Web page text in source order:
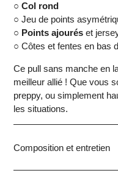
○Col rond
○ Jeu de points
○ Points ajourés et
○ Côtes et fentes en bas
Ce pull sans manche en
meilleur allié ! Que vous
preppy, ou simplement
les situations.
Composition et entretien